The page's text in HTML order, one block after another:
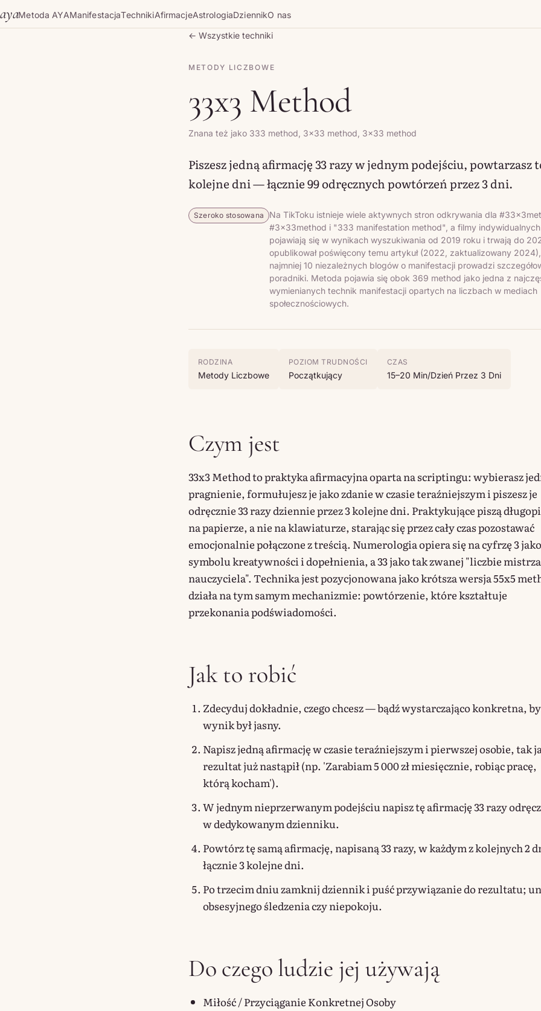
Skip to content
ayaMetoda AYAManifestacjaTechnikiAfirmacjeAstrologiaDziennikO nas
← Wszystkie techniki
METODY LICZBOWE
33x3 Method
Znana też jako 333 method, 3x33 method, 3×33 method
Piszesz jedną afirmację 33 razy w jednym podejściu, powtarzasz
kolejne dni — łącznie 99 odręcznych powtórzeń przez 3 dni.
Szeroko stosowana
Na TikToku istnieje wiele aktywnych stron odkrywania dla
#3x33method i "333 manifestation method", a filmy
pojawiają się w wynikach wyszukiwania od 2019 roku i trwają do
opublikował poświęcony temu artykuł (2022, zaktualizowany
najmniej 10 niezależnych blogów o manifestacji prowadzi
poradniki. Metoda pojawia się obok 369 method jako jedna z
wymienianych technik manifestacji opartych na liczbach w mediach
społecznościowych.
RODZINA
Metody Liczbowe
POZIOM TRUDNOŚCI
Początkujący
CZAS
15–20 Min/dzień Przez 3 Dni
Czym jest
33x3 Method to praktyka afirmacyjna oparta na scriptingu: wybierasz
pragnienie, formułujesz je jako zdanie w czasie teraźniejszym i piszesz je
odręcznie 33 razy dziennie przez 3 kolejne dni. Praktykujące piszą
na papierze, a nie na klawiaturze, starając się przez cały czas pozostawać
emocjonalnie połączone z treścią. Numerologia opiera się na cyfrzę 3 jako
symbolu kreatywności i dopełnienia, a 33 jako tak zwanej "liczbie
nauczyciela". Technika jest pozycjonowana jako krótsza wersja 55x5
działa na tym samym mechanizmie: powtórzenie, które kształtuje
przekonania podświadomości.
Jak to robić
Zdecyduj dokładnie, czego chcesz — bądź wystarczająco konkretna, by
wynik był jasny.
Napisz jedną afirmację w czasie teraźniejszym i pierwszej osobie, tak
rezultat już nastąpił (np. 'Zarabiam 5 000 zł miesięcznie, robiąc pracę,
którą kocham').
W jednym nieprzerwanym podejściu napisz tę afirmację 33 razy
w dedykowanym dzienniku.
Powtórz tę samą afirmację, napisaną 33 razy, w każdym z kolejnych 2
łącznie 3 kolejne dni.
Po trzecim dniu zamknij dziennik i puść przywiązanie do rezultatu;
obsesyjnego śledzenia czy niepokoju.
Do czego ludzie jej używają
Miłość / Przyciąganie Konkretnej Osoby